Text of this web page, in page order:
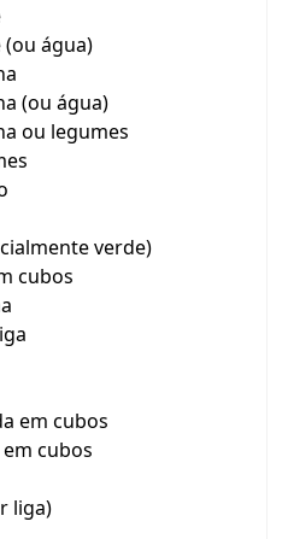
água)
(ou água)
ou legumes
verde)
cubos
em cubos
cubos
liga)